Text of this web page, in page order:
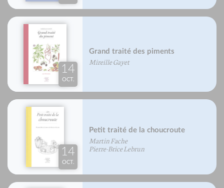
14
OCT.
Grand traité des piments
Mireille Gayet
14
OCT.
Petit traité de la choucroute
Martin Fache
Pierre-Brice Lebrun